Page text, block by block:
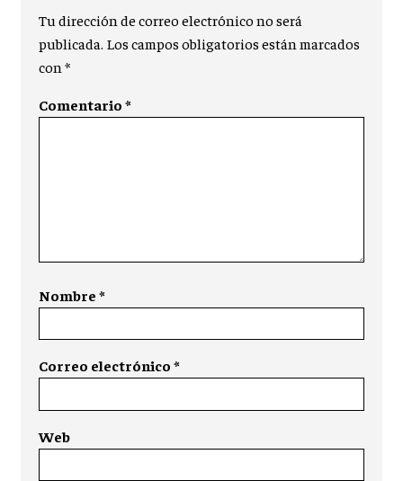
Tu dirección de correo electrónico no será
publicada. Los campos obligatorios están marcados
con*
Comentario*
Nombre*
Correo electrónico*
Web